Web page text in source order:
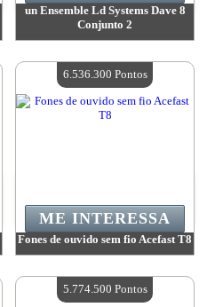
un Ensemble Ld Systems Dave 8
Conjunto 2
Quantidade disponível:4
Fones de ouvido sem fio Acefast T8
Quantidade disponível:4
ME INTERESSA
6.536.300 Pontos
5.774.500 Pontos